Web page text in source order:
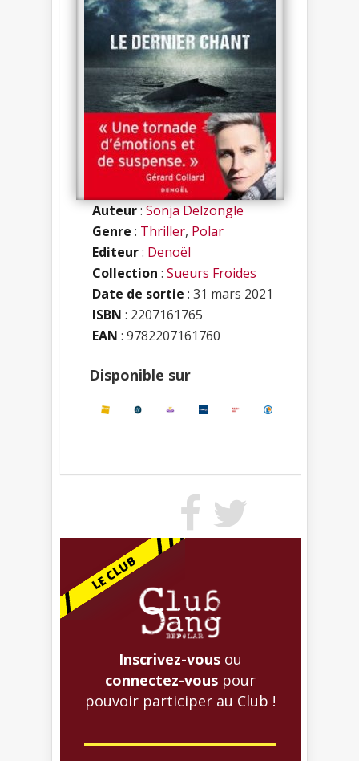
Auteur:Sonja Delzongle
Genre : Thriller, Polar
Editeur: Denoël
Collection : Sueurs Froides
Date de sortie : 31 mars 2021
ISBN : 2207161765
EAN : 9782207161760
Disponible sur
Inscrivez-vous ou
connectez-vous pour
pouvoir participer au Club !